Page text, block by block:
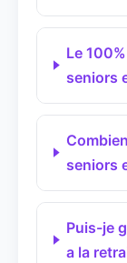
Le
seniors
seniors
Puis-je
a la